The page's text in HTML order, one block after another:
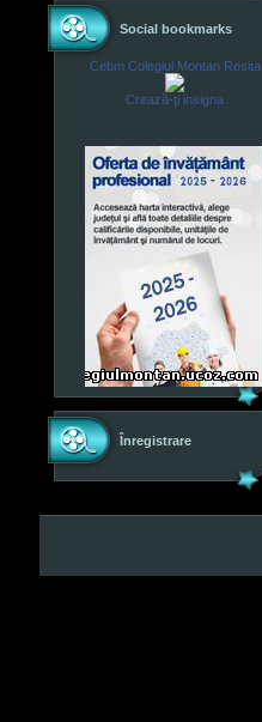
Social bookmarks
Cebm Colegiul Montan Resita
Crează-ţi insigna
Înregistrare